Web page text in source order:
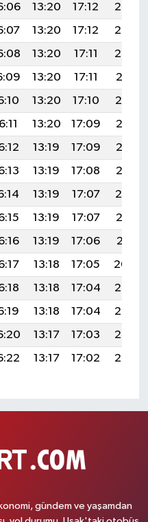
13:20 17:12
20:25
13:20 17:12
20:23
13:20 17:11
20:22
13:20 17:11
20:21
13:20 17:10
20:19
13:20 17:09
20:18
13:19 17:09
20:17
13:19 17:08
20:15
13:19 17:07
20:14
13:19 17:07
20:12
13:19 17:06
20:11
13:18 17:05
20:09
13:18 17:04
20:08
13:18 17:04
20:06
13:17 17:03
20:05
13:17 17:02 20:03
gündem ve yaşamdan